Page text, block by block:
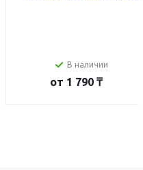
В наличии
от 1 790 ₸